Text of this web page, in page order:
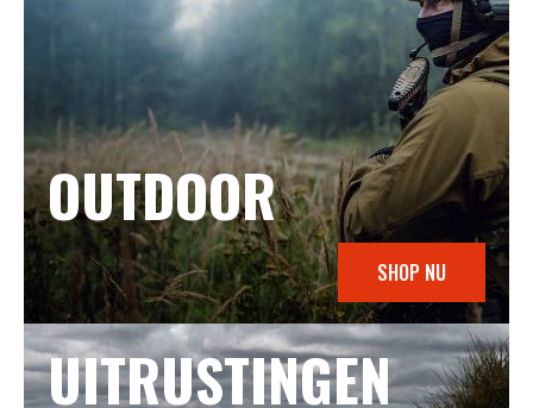
OUTDOOR
SHOP NU
UITRUSTINGEN